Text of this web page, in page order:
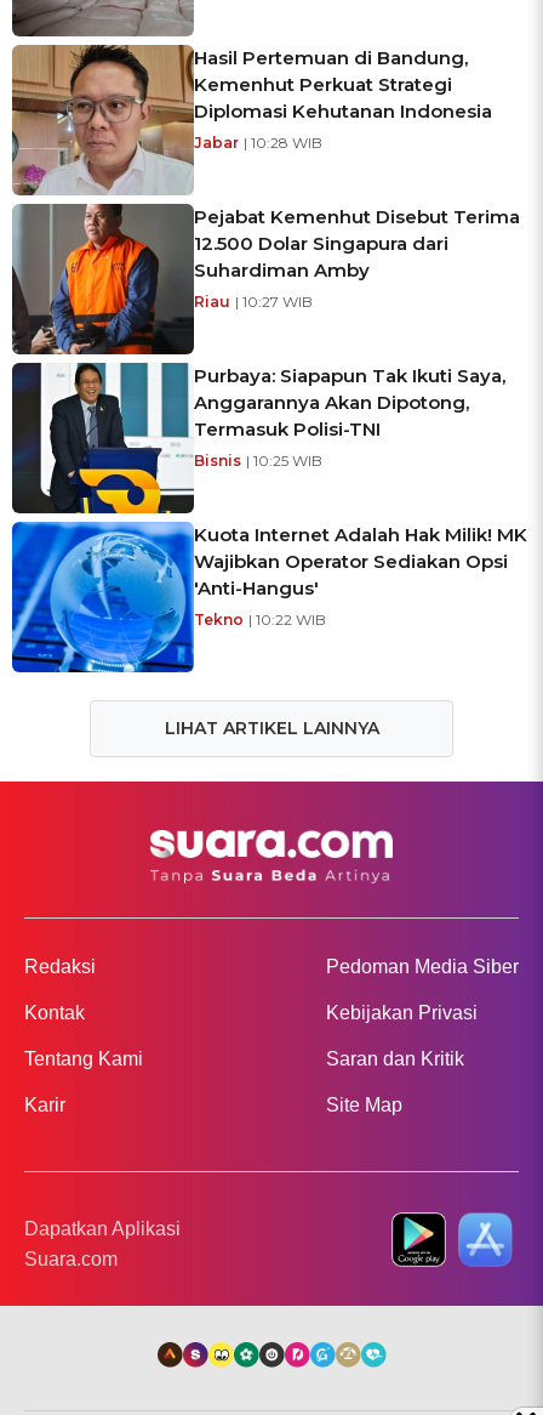
Hasil Pertemuan di Bandung,
Kemenhut Perkuat Strategi
Diplomasi Kehutanan Indonesia
Jabar | 10:28 WIB
Pejabat Kemenhut Disebut Terima
12.500 Dolar Singapura dari
Suhardiman Amby
Riau | 10:27 WIB
Purbaya: Siapapun Tak Ikuti Saya,
Anggarannya Akan Dipotong,
Termasuk Polisi-TNI
Bisnis | 10:25 WIB
Kuota Internet Adalah Hak Milik! MK
Wajibkan Operator Sediakan Opsi
'Anti-Hangus'
Tekno | 10:22 WIB
LIHAT ARTIKEL LAINNYA
Redaksi
Kontak
Tentang Kami
Karir
Pedoman Media Siber
Kebijakan Privasi
Saran dan Kritik
Site Map
Dapatkan Aplikasi
Suara.com